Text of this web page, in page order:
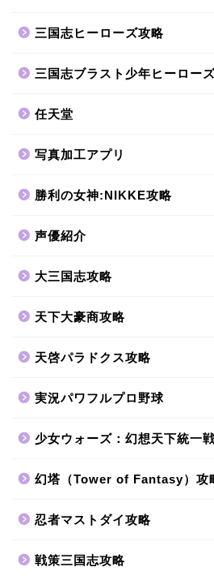
三国志ヒーローズ攻略
三国志ブラスト少年ヒーロー
任天堂
写真加工アプリ
勝利の女神:NIKKE攻略
声優紹介
大三国志攻略
天下大豪商攻略
天啓パラドクス攻略
実況パワフルプロ野球
少女ウォーズ：幻想天下統一
幻塔（Tower of Fantasy）攻
忍者マストダイ攻略
戦策三国志攻略